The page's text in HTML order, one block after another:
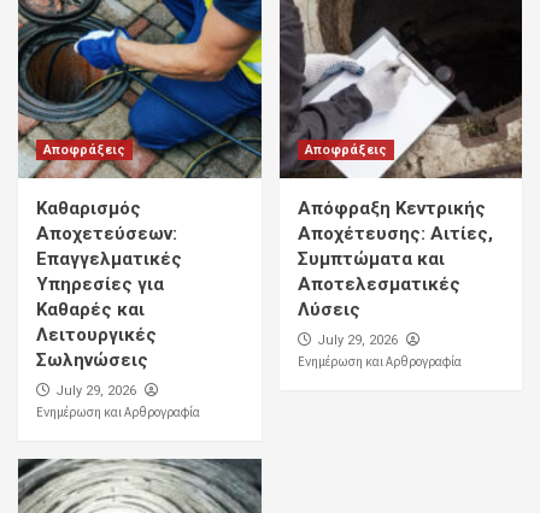
Αποφράξεις
Καθαρισμός
Αποχετεύσεων:
Επαγγελματικές
Υπηρεσίες για
Καθαρές και
Λειτουργικές
Σωληνώσεις
July 29, 2026
Ενημέρωση και Αρθρογραφία
Αποφράξεις
Απόφραξη Κεντρικής
Αποχέτευσης: Αιτίες,
Συμπτώματα και
Αποτελεσματικές
Λύσεις
July 29, 2026
Ενημέρωση και Αρθρογραφία